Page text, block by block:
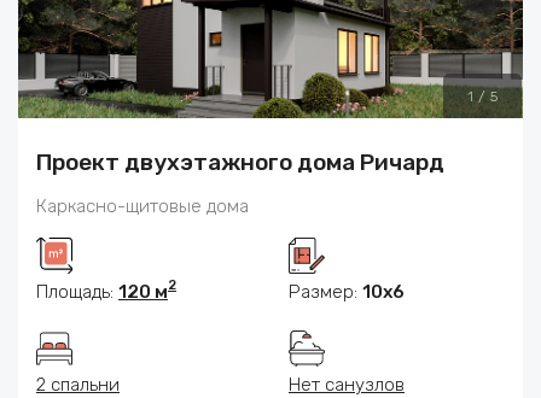
1 / 5
Проект двухэтажного дома Ричард
Каркасно-щитовые дома
Площадь: 120 м2 Размер: 10x6
2 спальни Нет санузлов